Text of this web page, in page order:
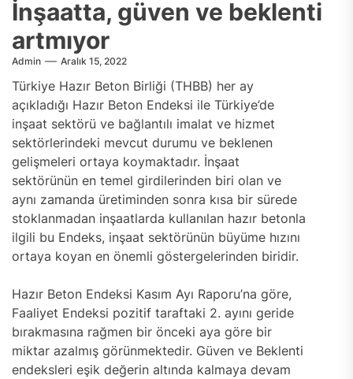
İnşaatta, güven ve beklenti
artmıyor
Admin Aralık 15, 2022
Türkiye Hazır Beton Birliği (THBB) her ay
açıkladığı Hazır Beton Endeksi ile Türkiye’de
inşaat sektörü ve bağlantılı imalat ve hizmet
sektörlerindeki mevcut durumu ve beklenen
gelişmeleri ortaya koymaktadır. İnşaat
sektörünün en temel girdilerinden biri olan ve
aynı zamanda üretiminden sonra kısa bir sürede
stoklanmadan inşaatlarda kullanılan hazır betonla
ilgili bu Endeks, inşaat sektörünün büyüme hızını
ortaya koyan en önemli göstergelerinden biridir.
Hazır Beton Endeksi Kasım Ayı Raporu’na göre,
Faaliyet Endeksi pozitif taraftaki 2. ayını geride
bırakmasına rağmen bir önceki aya göre bir
miktar azalmış görünmektedir. Güven ve Beklenti
endeksleri eşik değerin altında kalmaya devam